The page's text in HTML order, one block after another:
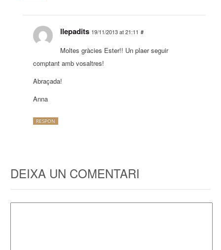
llepadits 19/11/2013 at 21:11 #
Moltes gràcies Ester!! Un plaer seguir
comptant amb vosaltres!
Abraçada!
Anna
RESPON
DEIXA UN COMENTARI